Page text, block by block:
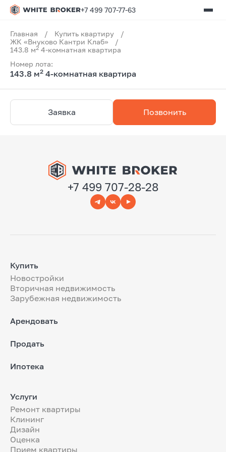
+7 499 707-77-63
Главная / Купить квартиру
/
ЖК «Внуково Кантри Клаб»
/
143.8 м2 4-комнатная квартира
Номер лота:
143.8 м2 4-комнатная квартира
Заявка Позвонить
+7 499 707-28-28
Купить
Новостройки
Вторичная недвижимость
Зарубежная недвижимость
Арендовать
Продать
Ипотека
Услуги
Ремонт квартиры
Клининг
Дизайн
Оценка
Прием квартиры